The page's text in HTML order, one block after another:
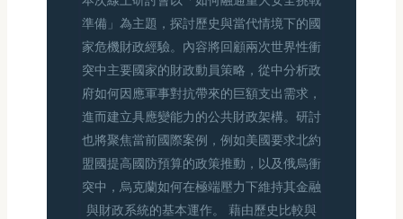
準備」為主題，探討歷史與當代情境下的國
家危機財政經驗。內容將回顧兩次世界性衝
突中主要國家的財政動員策略，從中分析政
府如何因應軍事對抗帶來的巨額支出需求，
進而建立具應變能力的公共財政架構。研討
也將聚焦當前國際案例，例如美國要求北約
盟國提高國防預算的政策推動，以及俄烏衝
突中，烏克蘭如何在極端壓力下維持其金融
與財政系統的基本運作。 藉由歷史比較與